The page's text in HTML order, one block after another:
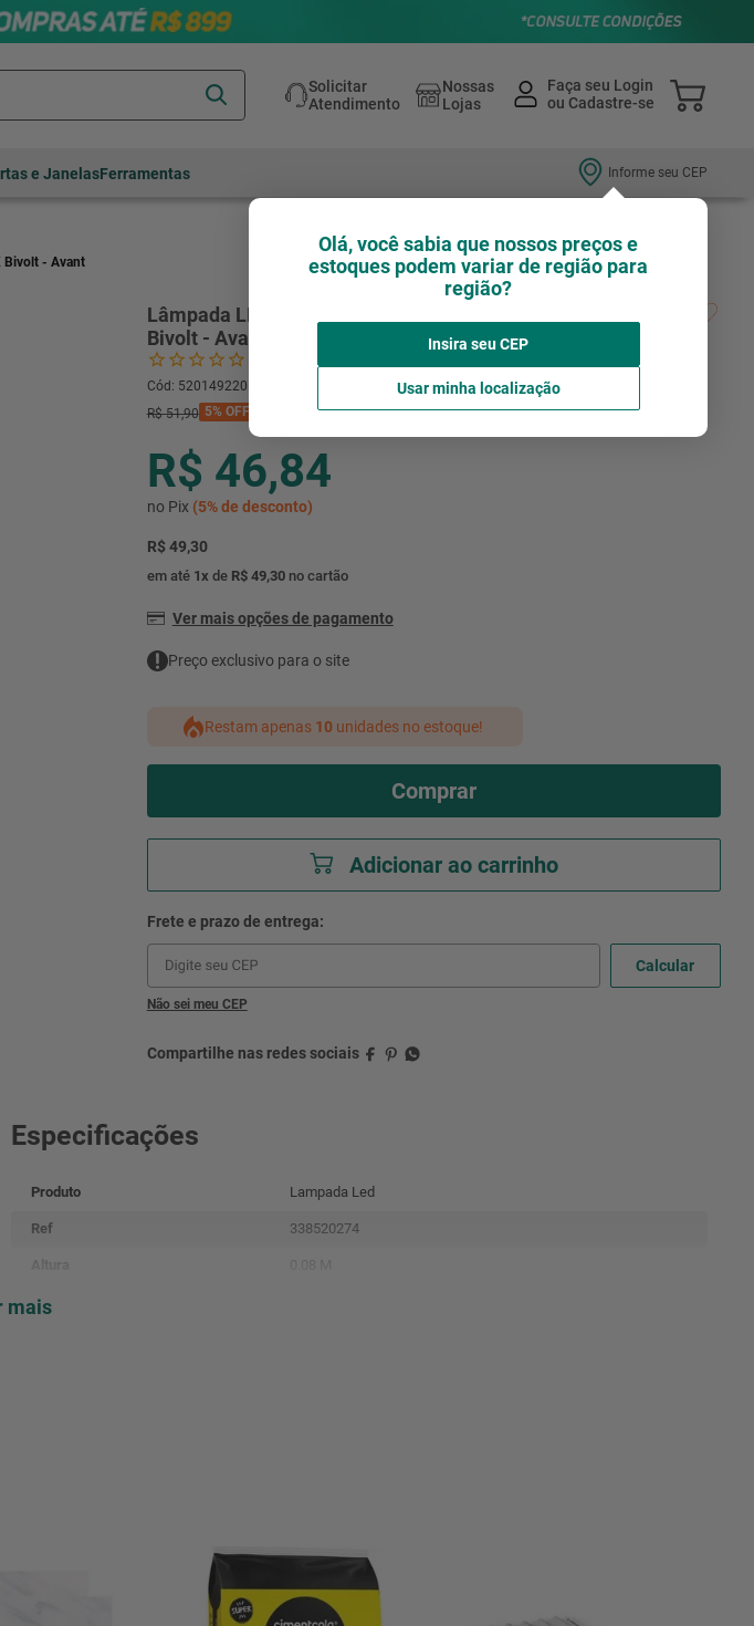
Solicitar
Atendimento
Nossas
Lojas
e JanelasFerramentas Informe seu CEP
Olá, você sabia que nossos preços e
estoques podem variar de região para
região?
Insira seu CEP
Usar minha localização
Bivolt - Avant
Lâmpada LED Retro Black G95 E27 5W Luz Amarela 2200K
Bivolt - Avant
Cód: 520149220
R$ 51,90 5%OFF
R$ 46,84
no Pix (5%de desconto)
R$ 49,30
em até 1x de R$ 49,30no cartão
Ver mais opções de pagamento
Preço exclusivo para o site
Restam apenas 10 unidades no estoque!
Comprar
Adicionar ao carrinho
Não sei meu CEP
Especificações
Produto Lampada Led
Ref 338520274
Largura
mais
revestimento
porta
vaso sanitário
cadeira
mesa
condicionado